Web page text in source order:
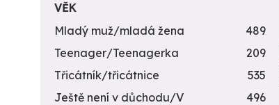
VĚK
Mladý muž/mladá žena
489
Teenager/Teenagerka
209
Třicátník/třicátnice
535
Ještě není v důchodu/V
496